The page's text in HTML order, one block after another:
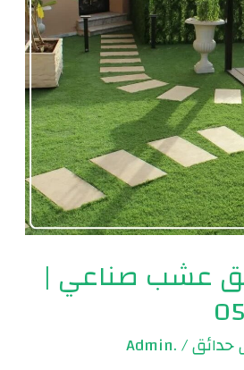
عشب صناعي |
حدائق/
.Admin